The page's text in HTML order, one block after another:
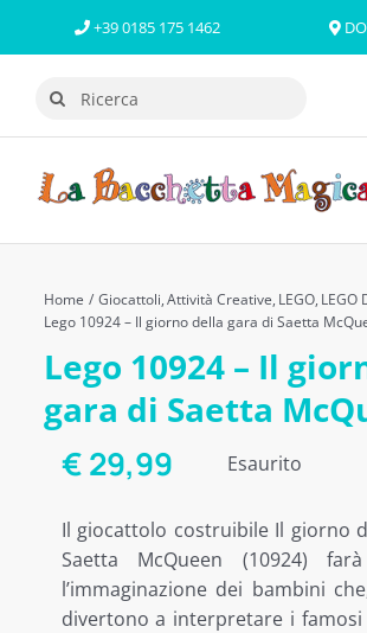
+39 0185 175 1462
Cerca
GIOCATTOLI
LINEE E PERSONAGGI
LEGO
OFFERTE
NOVITÀ
LE NOSTRE ESCLUSIVE
Home Giocattoli Attività Creative LEGO LEGO
Lego 10924 – Il giorno della gara di Saetta
Lego 10924 – Il
gara di Saetta
€29,99 Esaurito
Il giocattolo costruibile Il giorno
Saetta McQueen (10924)
l’immaginazione dei bambini
divertono a interpretare i famosi